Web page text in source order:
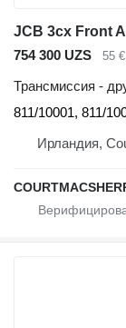
754 300 UZS 55 €
Трансмиссия -
811/10001, 811/
Ирландия,